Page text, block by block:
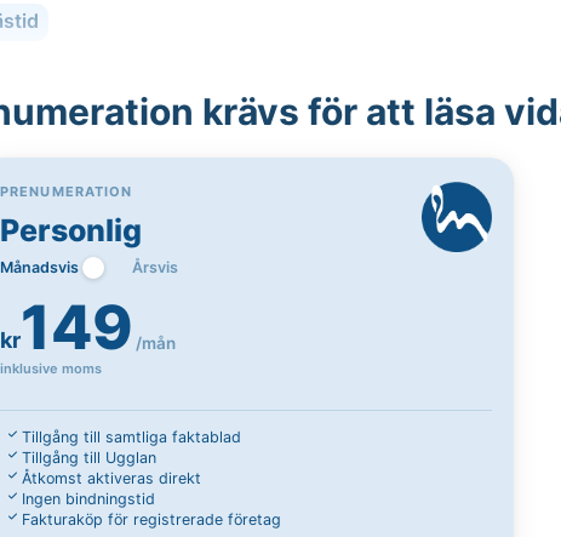
krävs för att läsa
PRENUMERATION
Personlig
Månadsvis Årsvis
kr149 /mån
inklusive moms
Tillgång till samtliga faktablad
Tillgång till Ugglan
Åtkomst aktiveras direkt
Ingen bindningstid
Fakturaköp för registrerade företag